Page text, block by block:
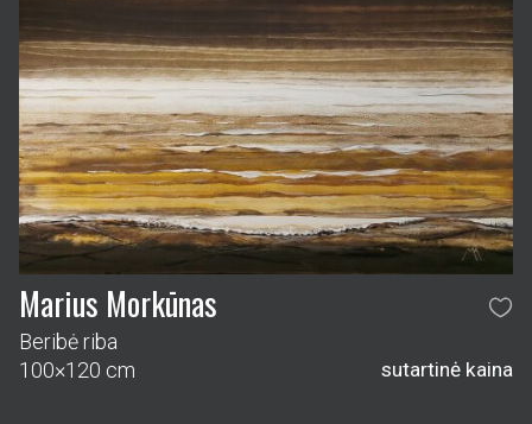
Marius Morkūnas
Beribė riba
100×120 cm
sutartinė kaina